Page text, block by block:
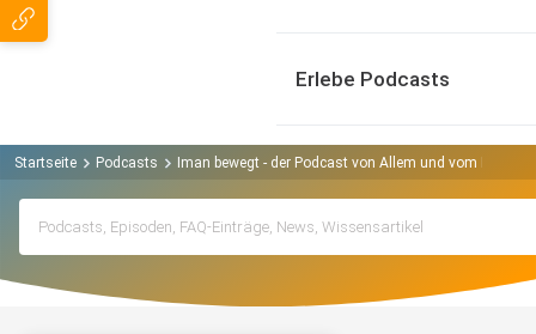
Erlebe Podcasts
Startseite Podcasts Iman bewegt - der Podcast von Allem und vom Einen